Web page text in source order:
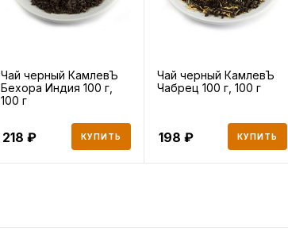
Чай черный КамлевЪ
Бехора Индия 100 г,
100 г
218 КУПИТЬ
Чай черный КамлевЪ
Чабрец 100 г, 100 г
198 КУПИТЬ